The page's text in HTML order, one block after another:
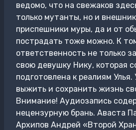
ведомо, что на свежаков
только мутанты, но и
приспешники муры, да и от
пострадать тоже можно. К
ответственность не только
свою девушку Нику, которая
подготовлена к реалиям
выжить и сохранить жизнь
Внимание! Аудиозапись
нецензурную брань. Аваста
Архипов Андрей «Второй